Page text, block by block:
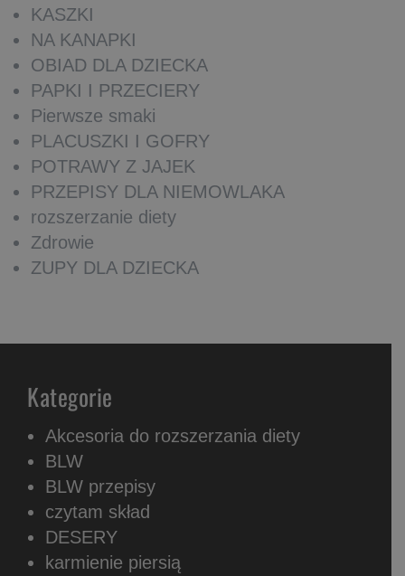
KASZKI
NA KANAPKI
OBIAD DLA DZIECKA
PAPKI I PRZECIERY
Pierwsze smaki
PLACUSZKI I GOFRY
POTRAWY Z JAJEK
PRZEPISY DLA NIEMOWLAKA
rozszerzanie diety
Zdrowie
ZUPY DLA DZIECKA
Kategorie
Akcesoria do rozszerzania diety
BLW
BLW przepisy
czytam skład
DESERY
karmienie piersią